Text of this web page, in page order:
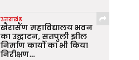
उत्तराखंड
खैरासैंण महाविद्यालय भवन
का उद्घाटन, सतपुली झील
निर्माण कार्यों का भी किया
निरीक्षण…